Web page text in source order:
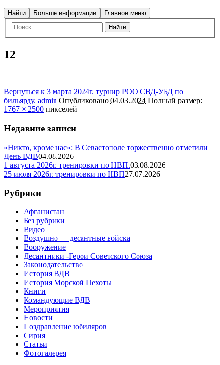
Найти Больше информации Главное меню
12
Вернуться к 3 марта 2024г. турнир РОО СВД-УБД по
бильярду. admin Опубликовано 04.03.2024 Полный размер:
1767 × 2500 пикселей
Недавние записи
«Никто, кроме нас»: В Севастополе торжественно отметили
День ВДВ04.08.2026
1 августа 2026г. тренировки по НВП.03.08.2026
25 июля 2026г. тренировки по НВП27.07.2026
Рубрики
Афганистан
Без рубрики
Видео
Воздушно — десантные войска
Вооружение
Десантники -Герои Советского Союза
Законодательство
История ВДВ
История Морской Пехоты
Книги
Командующие ВДВ
Мероприятия
Новости
Поздравление юбиляров
Сирия
Статьи
Фотогалерея